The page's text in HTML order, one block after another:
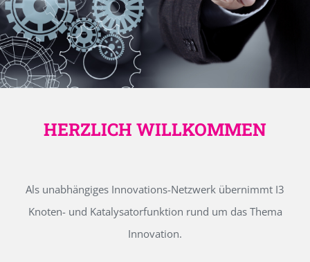
HERZLICH WILLKOMMEN
Als unabhängiges Innovations-Netzwerk übernimmt I3
Knoten- und Katalysatorfunktion rund um das Thema
Innovation.